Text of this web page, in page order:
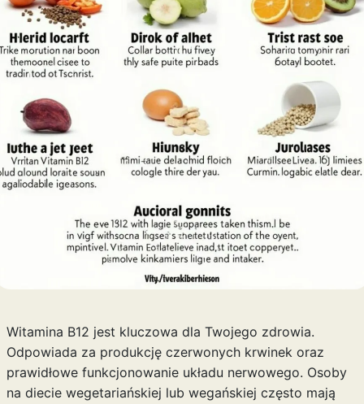
Witamina B12 jest kluczowa dla Twojego zdrowia.
Odpowiada za produkcję czerwonych krwinek oraz
prawidłowe funkcjonowanie układu nerwowego. Osoby
na diecie wegetariańskiej lub wegańskiej często mają